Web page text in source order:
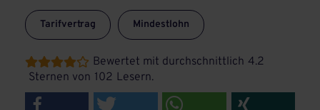
Tarifvertrag Mindestlohn
 Bewertet mit durchschnittlich 4.2
Sternen von 102 Lesern.